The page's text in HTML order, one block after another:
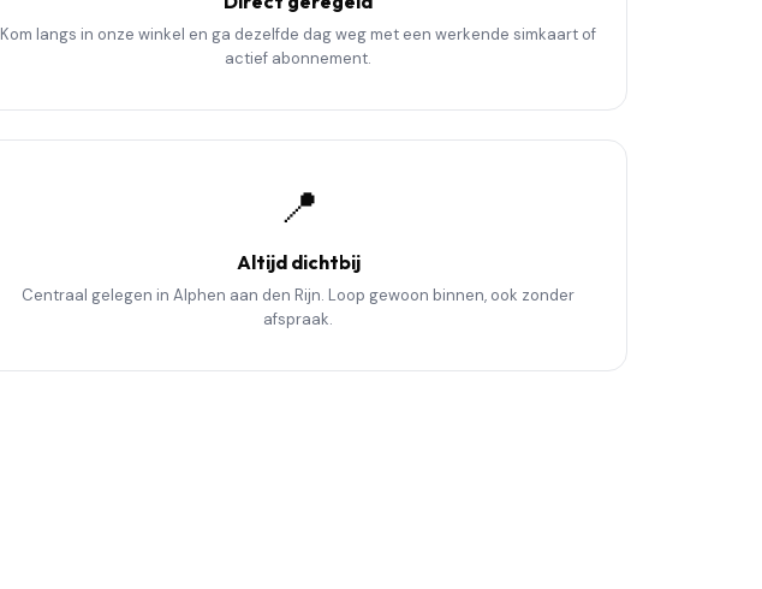
Kom langs in onze winkel en ga dezelfde dag weg met een werkende simkaart of
actief abonnement.
📍
Altijd dichtbij
Centraal gelegen in Alphen aan den Rijn. Loop gewoon binnen, ook zonder
afspraak.